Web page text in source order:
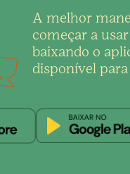
A melhor
começar a
baixando o
disponível